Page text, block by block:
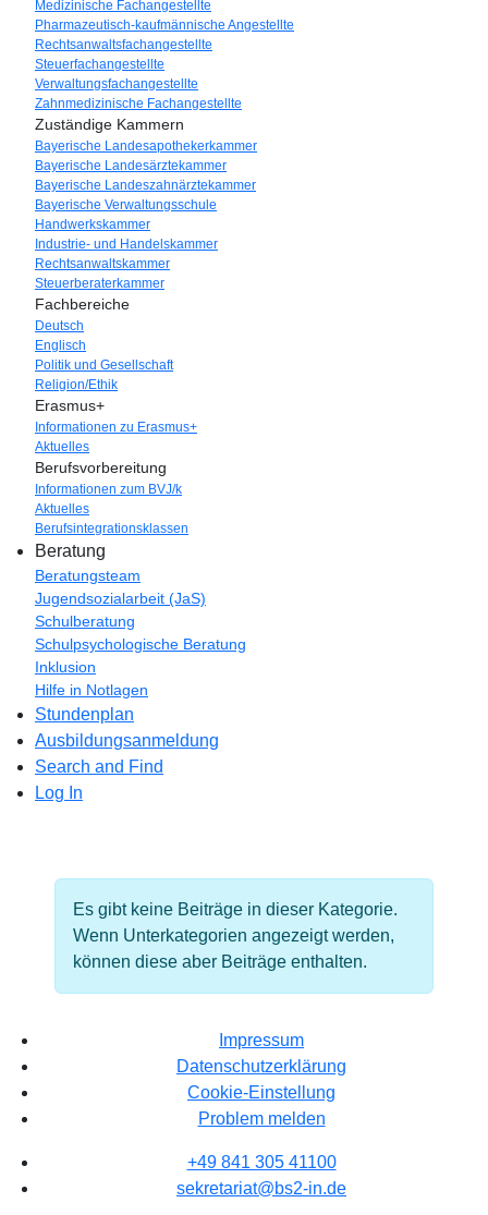
Medizinische Fachangestellte
Pharmazeutisch-kaufmännische Angestellte
Rechtsanwaltsfachangestellte
Steuerfachangestellte
Verwaltungsfachangestellte
Zahnmedizinische Fachangestellte
Zuständige Kammern
Bayerische Landesapothekerkammer
Bayerische Landesärztekammer
Bayerische Landeszahnärztekammer
Bayerische Verwaltungsschule
Handwerkskammer
Industrie- und Handelskammer
Rechtsanwaltskammer
Steuerberaterkammer
Fachbereiche
Deutsch
Englisch
Politik und Gesellschaft
Religion/Ethik
Erasmus+
Informationen zu Erasmus+
Aktuelles
Berufsvorbereitung
Informationen zum BVJ/k
Aktuelles
Berufsintegrationsklassen
Beratung
Beratungsteam
Jugendsozialarbeit (JaS)
Schulberatung
Schulpsychologische Beratung
Inklusion
Hilfe in Notlagen
Stundenplan
Ausbildungsanmeldung
Search and Find
Log In
Information
Es gibt keine Beiträge in dieser Kategorie.
Wenn Unterkategorien angezeigt werden,
können diese aber Beiträge enthalten.
Impressum
Datenschutzerklärung
Cookie-Einstellung
Problem melden
+49 841 305 41100
sekretariat@bs2-in.de